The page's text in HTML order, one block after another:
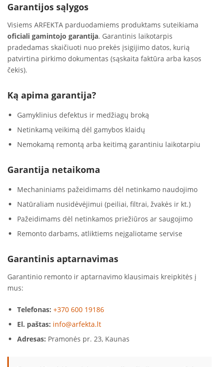
Garantijos sąlygos
Visiems ARFEKTA parduodamiems produktams suteikiama
oficiali gamintojo garantija. Garantinis laikotarpis
pradedamas skaičiuoti nuo prekės įsigijimo datos, kurią
patvirtina pirkimo dokumentas (sąskaita faktūra arba kasos
čekis).
Ką apima garantija?
Gamyklinius defektus ir medžiagų broką
Netinkamą veikimą dėl gamybos klaidų
Nemokamą remontą arba keitimą garantiniu laikotarpiu
Garantija netaikoma
Mechaniniams pažeidimams dėl netinkamo naudojimo
Natūraliam nusidėvėjimui (peiliai, filtrai, žvakės ir kt.)
Pažeidimams dėl netinkamos priežiūros ar saugojimo
Remonto darbams, atliktiems neįgaliotame servise
Garantinis aptarnavimas
Garantinio remonto ir aptarnavimo klausimais kreipkitės į
mus:
Telefonas: +370 600 19186
El. paštas: info@arfekta.lt
Adresas: Pramonės pr. 23, Kaunas